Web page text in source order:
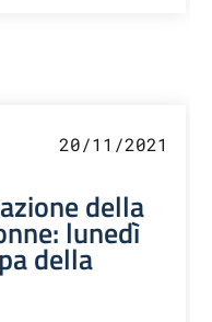
20/11/2021
della
lunedì
della